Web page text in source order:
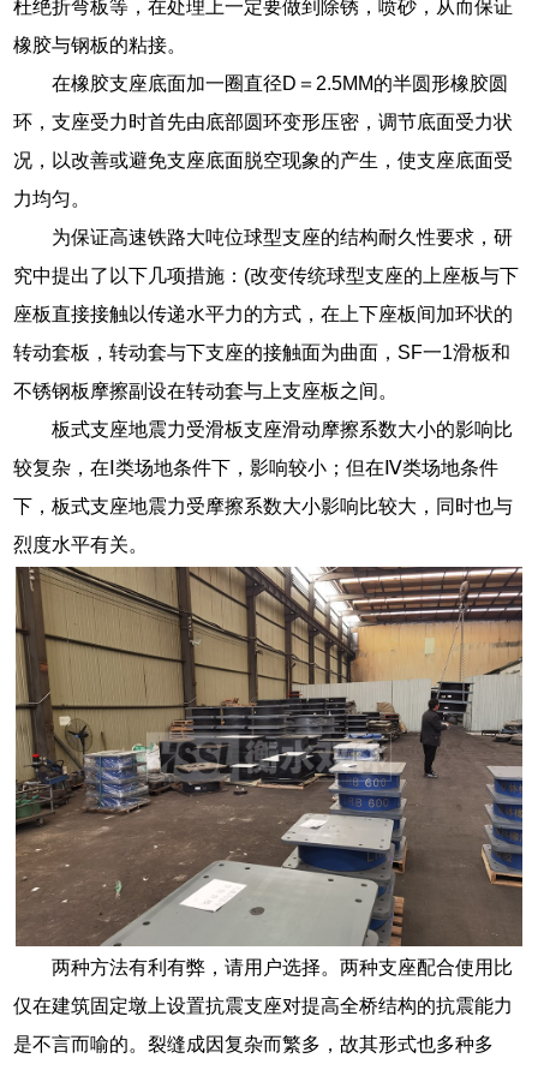
杜绝折弯板等，在处理上一定要做到除锈，喷砂，从而保证
橡胶与钢板的粘接。
在橡胶支座底面加一圈直径D＝2.5MM的半圆形橡胶圆
环，支座受力时首先由底部圆环变形压密，调节底面受力状
况，以改善或避免支座底面脱空现象的产生，使支座底面受
力均匀。
为保证高速铁路大吨位球型支座的结构耐久性要求，研
究中提出了以下几项措施：(改变传统球型支座的上座板与下
座板直接接触以传递水平力的方式，在上下座板间加环状的
转动套板，转动套与下支座的接触面为曲面，SF一1滑板和
不锈钢板摩擦副设在转动套与上支座板之间。
板式支座地震力受滑板支座滑动摩擦系数大小的影响比
较复杂，在Ⅰ类场地条件下，影响较小；但在Ⅳ类场地条件
下，板式支座地震力受摩擦系数大小影响比较大，同时也与
烈度水平有关。
两种方法有利有弊，请用户选择。两种支座配合使用比
仅在建筑固定墩上设置抗震支座对提高全桥结构的抗震能力
是不言而喻的。裂缝成因复杂而繁多，故其形式也多种多